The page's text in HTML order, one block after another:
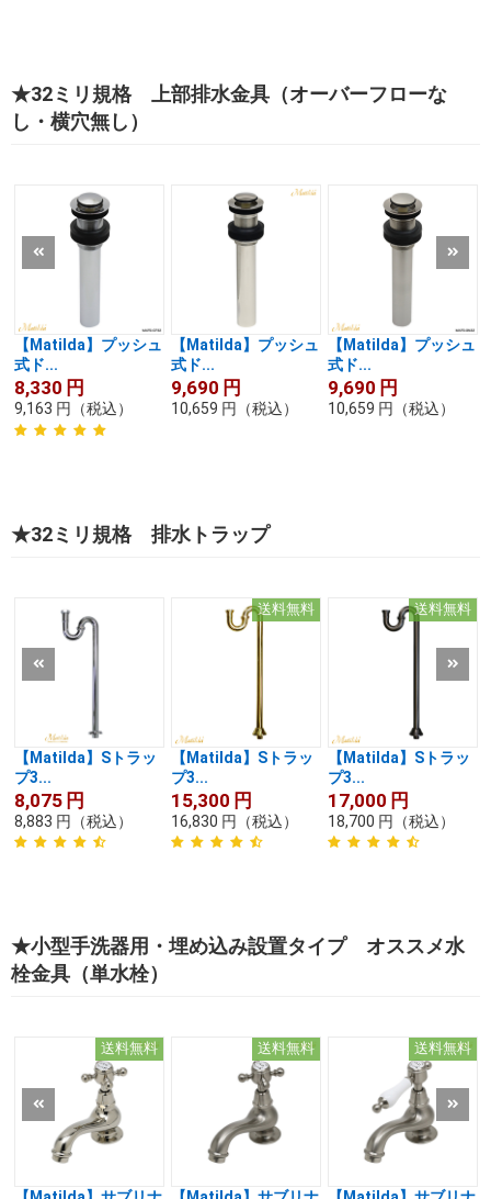
★32ミリ規格 上部排水金具（オーバーフローな
し・横穴無し）
【Matilda】プッシュ
式ド...
8,330 円
9,163 円 （税込）
【Matilda】プッシュ
式ド...
9,690 円
10,659 円 （税込）
【Matilda】プッシュ
式ド...
9,690 円
10,659 円 （税込）
★32ミリ規格 排水トラップ
【Matilda】Sトラッ
プ3...
8,075 円
8,883 円 （税込）
送料無料
【Matilda】Sトラッ
プ3...
15,300 円
16,830 円 （税込）
送料無料
【Matilda】Sトラッ
プ3...
17,000 円
18,700 円 （税込）
★小型手洗器用・埋め込み設置タイプ オススメ水
栓金具（単水栓）
送料無料 送料無料 送料無料